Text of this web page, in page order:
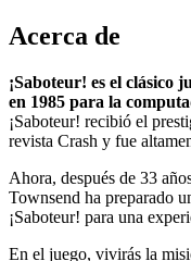
Acerca de
¡Saboteur! es el clásico
en 1985 para la
¡Saboteur! recibió el
revista Crash y fue
Ahora, después de 33
Townsend ha preparado
¡Saboteur! para una
En el juego, vivirás la